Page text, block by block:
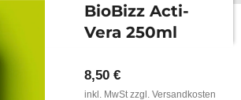
BioBizz Acti-
Vera 250ml
8,50 €
inkl. MwSt zzgl. Versandkosten